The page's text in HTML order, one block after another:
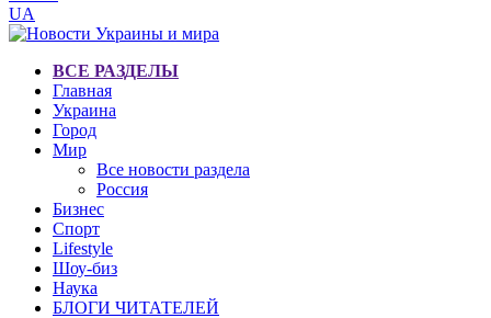
UA
ВСЕ РАЗДЕЛЫ
Главная
Украина
Город
Мир
Все новости раздела
Россия
Бизнес
Спорт
Lifestyle
Шоу-биз
Наука
БЛОГИ ЧИТАТЕЛЕЙ